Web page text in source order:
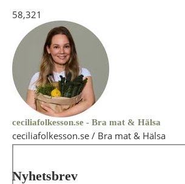
58,321
ceciliafolkesson.se - Bra mat & Hälsa
ceciliafolkesson.se / Bra mat & Hälsa
Nyhetsbrev